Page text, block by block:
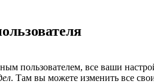
пользователем, все ваши
. Там вы можете изменить все